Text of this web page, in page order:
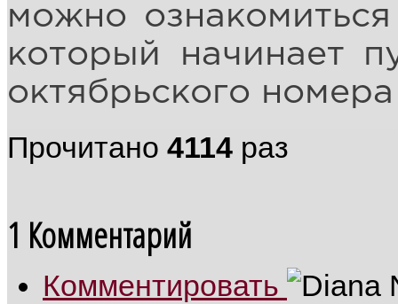
можно
который начинает
октябрьского
Прочитано 4114 раз
1 Комментарий
Комментировать